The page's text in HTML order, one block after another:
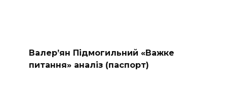
Валер’ян Підмогильний «Важке
питання» аналіз (паспорт)